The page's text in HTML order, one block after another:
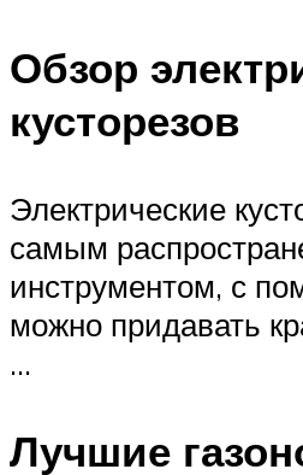
Обзор
кусторезов
Электрические
самым
инструментом, с
можно придавать
…
Лучшие